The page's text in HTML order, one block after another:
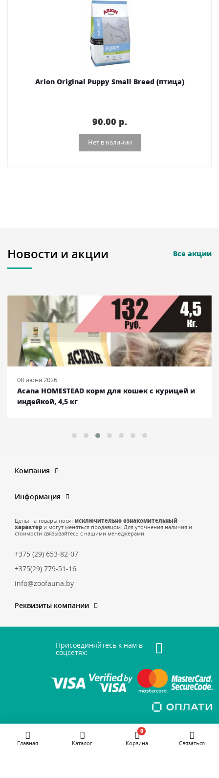
Arion Original Puppy Small Breed (птица)
90.00 p.
Нет в наличии
Новости и акции Все акции
08 июня 2026
Acana HOMESTEAD корм для кошек с курицей и
индейкой, 4,5 кг
Компания
Информация
Цены на товары носят исключительно ознакомительный
характер и могут меняться продавцом. Для уточнения наличия и
стоимости связывайтесь с нашими менеджерами.
+375 (29) 653-82-07
+375(29) 779-51-16
info@zoofauna.by
Реквизиты компании
Присоединяйтесь к нам в
соцсетях:
Главная Каталог Корзина
0
Связаться